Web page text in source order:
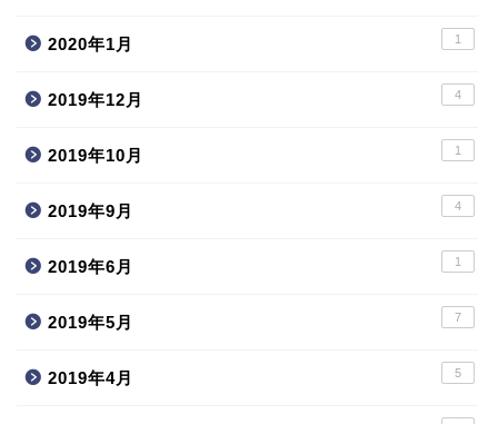
2020年1月 1
2019年12月 4
2019年10月 1
2019年9月 4
2019年6月 1
2019年5月 7
2019年4月 5